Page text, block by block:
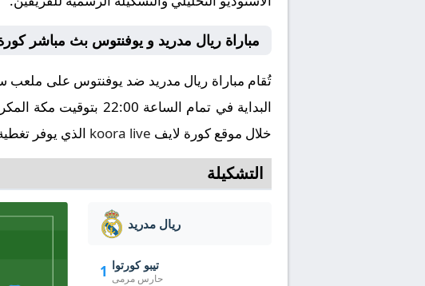
مباراة ريال مدريد و يوفنتوس بث مباشر
خلال موقع كورة لايف koora live الذي يوفر
التشكيلة
ريال مدريد
1 تيبو كورتوا
حارس مرمى